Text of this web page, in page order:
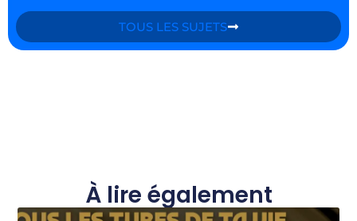
TOUS LES SUJETS
À lire également